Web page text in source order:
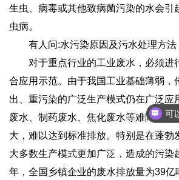
生虫、病毒或其他致病菌污染的水会引
虫病。
有人问:水污染原因及污水处理方法
对于重点行业的工业废水，必须进
合应用示范。由于我国工业基础薄弱，
出、重污染的广泛生产模式仍在广泛应
废水、制药废水、焦化废水等难降解工
大，难以达到标准排放。特别是在蓬勃
大多数生产模式更加广泛，造成的污染
年，全国乡镇企业的废水排放量为39亿